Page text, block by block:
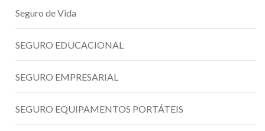
Seguro de Vida
SEGURO EDUCACIONAL
SEGURO EMPRESARIAL
SEGURO EQUIPAMENTOS PORTÁTEIS